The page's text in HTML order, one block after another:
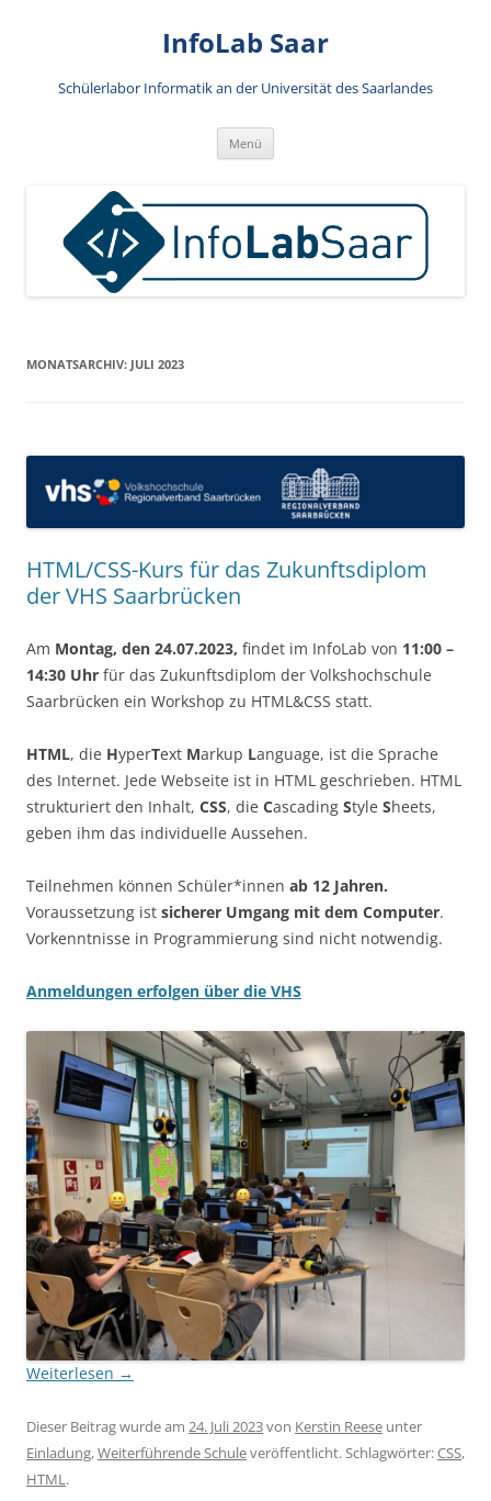
InfoLab Saar
Schülerlabor Informatik an der Universität des Saarlandes
Menü
MONATSARCHIV: JULI 2023
HTML/CSS-Kurs für das Zukunftsdiplom
der VHS Saarbrücken
Am Montag, den 24.07.2023, findet im InfoLab von 11:00 –
14:30 Uhr für das Zukunftsdiplom der Volkshochschule
Saarbrücken ein Workshop zu HTML&CSS statt.
HTML, die HyperText Markup Language, ist die Sprache
des Internet. Jede Webseite ist in HTML geschrieben. HTML
strukturiert den Inhalt, CSS, die Cascading Style Sheets,
geben ihm das individuelle Aussehen.
Teilnehmen können Schüler*innen ab 12 Jahren.
Voraussetzung ist sicherer Umgang mit dem Computer.
Vorkenntnisse in Programmierung sind nicht notwendig.
Anmeldungen erfolgen über die VHS
Weiterlesen →
Dieser Beitrag wurde am 24. Juli 2023von Kerstin Reese unter
Einladung,Weiterführende Schuleveröffentlicht. Schlagwörter:CSS,
HTML.